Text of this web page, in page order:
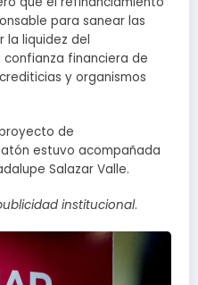
para sanear las
la liquidez del
financiera de
y organismos
de
estuvo acompañada
Salazar Valle.
institucional.